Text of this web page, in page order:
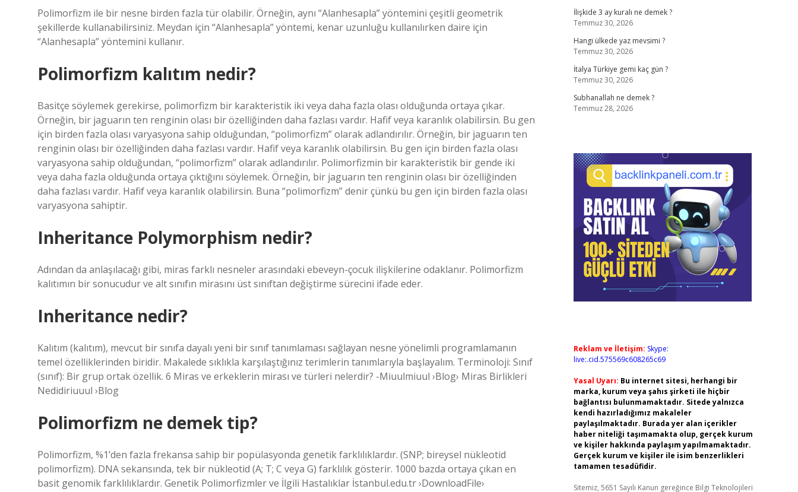
Polimorfizm ile bir nesne birden fazla tür olabilir. Örneğin, aynı “Alanhesapla” yöntemini çeşitli geometrik
şekillerde kullanabilirsiniz. Meydan için “Alanhesapla” yöntemi, kenar uzunluğu kullanılırken daire için
“Alanhesapla” yöntemini kullanır.
Polimorfizm kalıtım nedir?
Basitçe söylemek gerekirse, polimorfizm bir karakteristik iki veya daha fazla olası olduğunda ortaya çıkar.
Örneğin, bir jaguarın ten renginin olası bir özelliğinden daha fazlası vardır. Hafif veya karanlık olabilirsin. Bu gen
için birden fazla olası varyasyona sahip olduğundan, “polimorfizm” olarak adlandırılır. Örneğin, bir jaguarın ten
renginin olası bir özelliğinden daha fazlası vardır. Hafif veya karanlık olabilirsin. Bu gen için birden fazla olası
varyasyona sahip olduğundan, “polimorfizm” olarak adlandırılır. Polimorfizmin bir karakteristik bir gende iki
veya daha fazla olduğunda ortaya çıktığını söylemek. Örneğin, bir jaguarın ten renginin olası bir özelliğinden
daha fazlası vardır. Hafif veya karanlık olabilirsin. Buna “polimorfizm” denir çünkü bu gen için birden fazla olası
varyasyona sahiptir.
Inheritance Polymorphism nedir?
Adından da anlaşılacağı gibi, miras farklı nesneler arasındaki ebeveyn-çocuk ilişkilerine odaklanır. Polimorfizm
kalıtımın bir sonucudur ve alt sınıfın mirasını üst sınıftan değiştirme sürecini ifade eder.
Inheritance nedir?
Kalıtım (kalıtım), mevcut bir sınıfa dayalı yeni bir sınıf tanımlaması sağlayan nesne yönelimli programlamanın
temel özelliklerinden biridir. Makalede sıklıkla karşılaştığınız terimlerin tanımlarıyla başlayalım. Terminoloji: Sınıf
(sınıf): Bir grup ortak özellik. 6 Miras ve erkeklerin mirası ve türleri nelerdir? -Miuulmiuul ›Blog› Miras Birlikleri
Nedidiriuuul ›Blog
Polimorfizm ne demek tip?
Polimorfizm, %1’den fazla frekansa sahip bir popülasyonda genetik farklılıklardır. (SNP; bireysel nükleotid
polimorfizm). DNA sekansında, tek bir nükleotid (A; T; C veya G) farklılık gösterir. 1000 bazda ortaya çıkan en
basit genomik farklılıklardır. Genetik Polimorfizmler ve İlgili Hastalıklar İstanbul.edu.tr ›DownloadFile›
İlişkide 3 ay kuralı ne demek ?
Temmuz 30, 2026
Hangi ülkede yaz mevsimi ?
Temmuz 30, 2026
İtalya Türkiye gemi kaç gün ?
Temmuz 30, 2026
Subhanallah ne demek ?
Temmuz 28, 2026
Reklam ve İletişim: Skype:
live:.cid.575569c608265c69
Yasal Uyarı: Bu internet sitesi, herhangi bir
marka, kurum veya şahıs şirketi ile hiçbir
bağlantısı bulunmamaktadır. Sitede yalnızca
kendi hazırladığımız makaleler
paylaşılmaktadır. Burada yer alan içerikler
haber niteliği taşımamakta olup, gerçek kurum
ve kişiler hakkında paylaşım yapılmamaktadır.
Gerçek kurum ve kişiler ile isim benzerlikleri
tamamen tesadüfidir.
Sitemiz, 5651 Sayılı Kanun gereğince Bilgi Teknolojileri